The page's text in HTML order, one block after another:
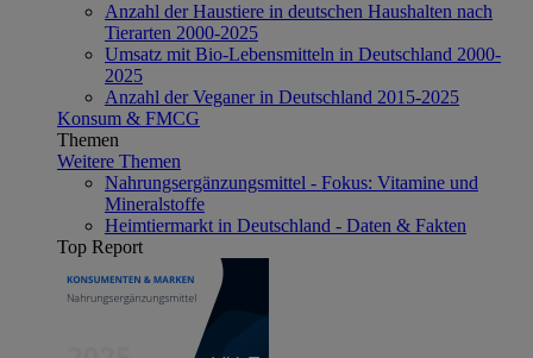
Anzahl der Haustiere in deutschen Haushalten nach
Tierarten 2000-2025
Umsatz mit Bio-Lebensmitteln in Deutschland 2000-
2025
Anzahl der Veganer in Deutschland 2015-2025
Konsum & FMCG
Themen
Weitere Themen
Nahrungsergänzungsmittel - Fokus: Vitamine und
Mineralstoffe
Heimtiermarkt in Deutschland - Daten & Fakten
Top Report